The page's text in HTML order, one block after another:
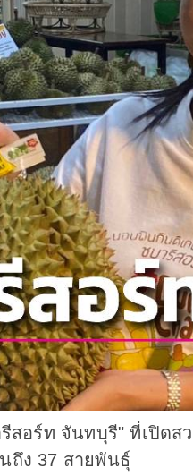
สอร์ท จันทบุรี" ที่เปิด
ถึง 37 สายพันธุ์